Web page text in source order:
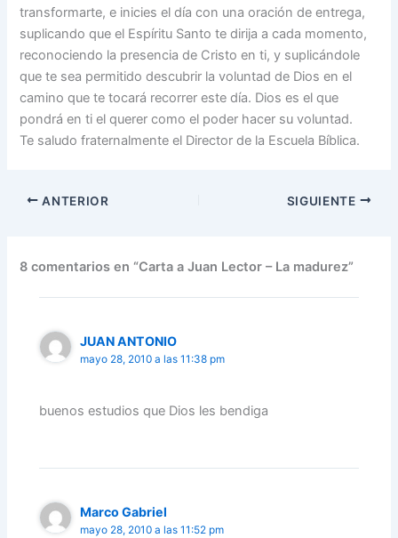
transformarte, e inicies el día con una oración de entrega,
suplicando que el Espíritu Santo te dirija a cada momento,
reconociendo la presencia de Cristo en ti, y suplicándole
que te sea permitido descubrir la voluntad de Dios en el
camino que te tocará recorrer este día. Dios es el que
pondrá en ti el querer como el poder hacer su voluntad.
Te saludo fraternalmente el Director de la Escuela Bíblica.
ANTERIOR SIGUIENTE
8 comentarios en “Carta a Juan Lector – La madurez”
JUAN ANTONIO
mayo 28, 2010 a las 11:38 pm
buenos estudios que Dios les bendiga
Marco Gabriel
mayo 28, 2010 a las 11:52 pm